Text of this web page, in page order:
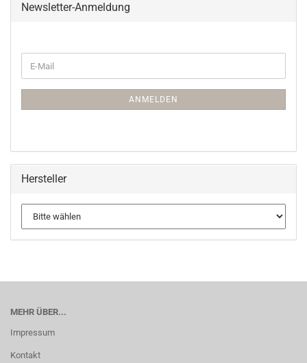
Newsletter-Anmeldung
ANMELDEN
Hersteller
MEHR ÜBER...
Impressum
Kontakt